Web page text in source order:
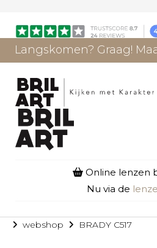
Langskomen? Graag!
Online lenzen
Nu via de
webshop BRADY C517